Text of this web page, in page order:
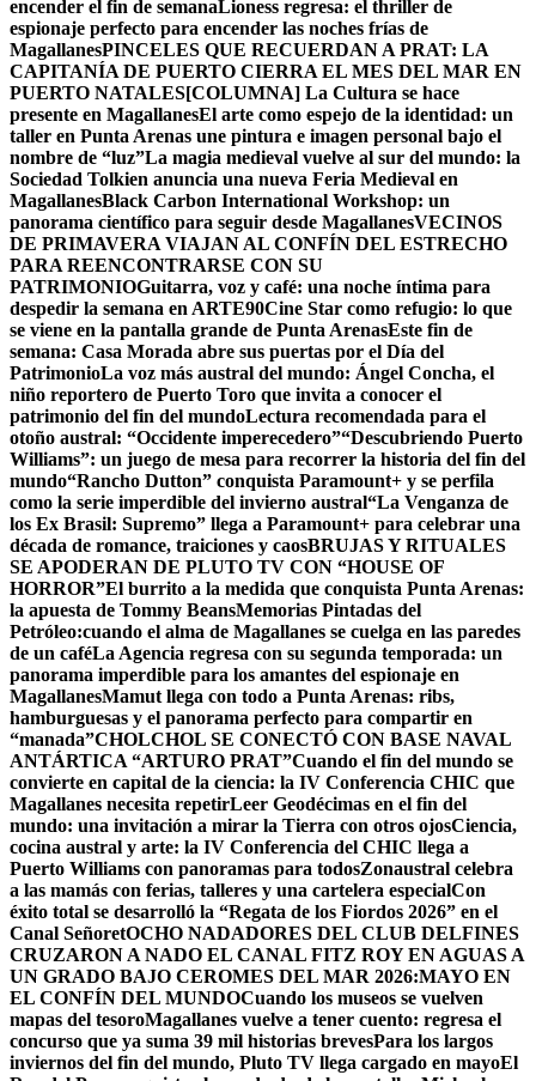
encender el fin de semanaLioness regresa: el thriller de
espionaje perfecto para encender las noches frías de
MagallanesPINCELES QUE RECUERDAN A PRAT: LA
CAPITANÍA DE PUERTO CIERRA EL MES DEL MAR EN
PUERTO NATALES[COLUMNA] La Cultura se hace
presente en MagallanesEl arte como espejo de la identidad: un
taller en Punta Arenas une pintura e imagen personal bajo el
nombre de “luz”La magia medieval vuelve al sur del mundo: la
Sociedad Tolkien anuncia una nueva Feria Medieval en
MagallanesBlack Carbon International Workshop: un
panorama científico para seguir desde MagallanesVECINOS
DE PRIMAVERA VIAJAN AL CONFÍN DEL ESTRECHO
PARA REENCONTRARSE CON SU
PATRIMONIOGuitarra, voz y café: una noche íntima para
despedir la semana en ARTE90Cine Star como refugio: lo que
se viene en la pantalla grande de Punta ArenasEste fin de
semana: Casa Morada abre sus puertas por el Día del
PatrimonioLa voz más austral del mundo: Ángel Concha, el
niño reportero de Puerto Toro que invita a conocer el
patrimonio del fin del mundoLectura recomendada para el
otoño austral: “Occidente imperecedero”“Descubriendo Puerto
Williams”: un juego de mesa para recorrer la historia del fin del
mundo“Rancho Dutton” conquista Paramount+ y se perfila
como la serie imperdible del invierno austral“La Venganza de
los Ex Brasil: Supremo” llega a Paramount+ para celebrar una
década de romance, traiciones y caosBRUJAS Y RITUALES
SE APODERAN DE PLUTO TV CON “HOUSE OF
HORROR”El burrito a la medida que conquista Punta Arenas:
la apuesta de Tommy BeansMemorias Pintadas del
Petróleo:cuando el alma de Magallanes se cuelga en las paredes
de un caféLa Agencia regresa con su segunda temporada: un
panorama imperdible para los amantes del espionaje en
MagallanesMamut llega con todo a Punta Arenas: ribs,
hamburguesas y el panorama perfecto para compartir en
“manada”CHOLCHOL SE CONECTÓ CON BASE NAVAL
ANTÁRTICA “ARTURO PRAT”Cuando el fin del mundo se
convierte en capital de la ciencia: la IV Conferencia CHIC que
Magallanes necesita repetirLeer Geodécimas en el fin del
mundo: una invitación a mirar la Tierra con otros ojosCiencia,
cocina austral y arte: la IV Conferencia del CHIC llega a
Puerto Williams con panoramas para todosZonaustral celebra
a las mamás con ferias, talleres y una cartelera especialCon
éxito total se desarrolló la “Regata de los Fiordos 2026” en el
Canal SeñoretOCHO NADADORES DEL CLUB DELFINES
CRUZARON A NADO EL CANAL FITZ ROY EN AGUAS A
UN GRADO BAJO CEROMES DEL MAR 2026:MAYO EN
EL CONFÍN DEL MUNDOCuando los museos se vuelven
mapas del tesoroMagallanes vuelve a tener cuento: regresa el
concurso que ya suma 39 mil historias brevesPara los largos
inviernos del fin del mundo, Pluto TV llega cargado en mayoEl